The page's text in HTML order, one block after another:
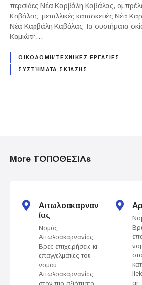
περσίδες Νέα Καρβάλη Καβάλας,
Καβάλας, μεταλλικές κατασκευές Νέα
Νέα Καρβάλη Καβάλας Τα συστήματα
Καμιώτη…
ΟΙΚΟΔΟΜΗ/ΤΕΧΝΙΚΕΣ ΕΡΓΑΣΙΕΣ
ΣΥΣΤΉΜΑΤΑ ΣΚΊΑΣΗΣ
More ΤΟΠΟΘΕΣΙΑs
Αιτωλοακαρναν
ίας
Νομός
Αιτωλοακαρνανίας.
Βρες επιχειρήσεις κι
επαγγελματίες του
νομού
Αιτωλοακαρνανίας,
στον πιο αξιόπιστο
gr .